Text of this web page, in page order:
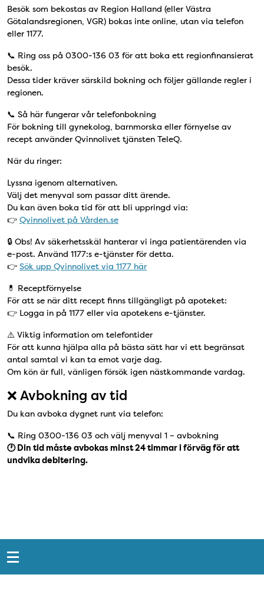
Besök som bekostas av Region Halland (eller Västra
Götalandsregionen, VGR) bokas inte online, utan via telefon
eller 1177.
📞 Ring oss på 0300-136 03 för att boka ett regionfinansierat
besök.
Dessa tider kräver särskild bokning och följer gällande regler i
regionen.
📞 Så här fungerar vår telefonbokning
För bokning till gynekolog, barnmorska eller förnyelse av
recept använder Qvinnolivet tjänsten TeleQ.
När du ringer:
Lyssna igenom alternativen.
Välj det menyval som passar ditt ärende.
Du kan även boka tid för att bli uppringd via:
👉 Qvinnolivet på Vården.se
🔒 Obs! Av säkerhetsskäl hanterar vi inga patientärenden via
e-post. Använd 1177:s e-tjänster för detta.
👉 Sök upp Qvinnolivet via 1177 här
💊 Receptförnyelse
För att se när ditt recept finns tillgängligt på apoteket:
👉 Logga in på 1177 eller via apotekens e-tjänster.
⚠️ Viktig information om telefontider
För att kunna hjälpa alla på bästa sätt har vi ett begränsat
antal samtal vi kan ta emot varje dag.
Om kön är full, vänligen försök igen nästkommande vardag.
❌ Avbokning av tid
Du kan avboka dygnet runt via telefon:
📞 Ring 0300-136 03 och välj menyval 1 – avbokning
🕐 Din tid måste avbokas minst 24 timmar i förväg för att
undvika debitering.
Snabblänkar